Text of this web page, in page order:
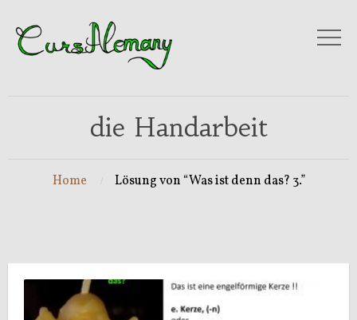
die Handarbeit
Home Lösung von “Was ist denn das? 3.”